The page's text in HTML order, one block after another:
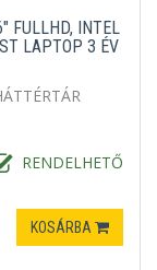
FULLHD, INTEL
LAPTOP 3 ÉV
RENDELHETŐ
KOSÁRBA